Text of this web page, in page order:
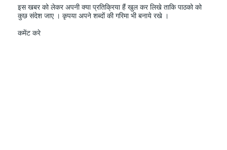
इस खबर को लेकर अपनी क्या प्रतिक्रिया हैं खुल कर लिखे ताकि पाठको को
कुछ संदेश जाए । कृपया अपने शब्दों की गरिमा भी बनाये रखे ।
कमेंट करे